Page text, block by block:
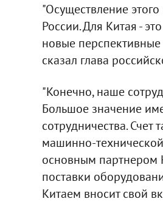
"Осуществление
России. Для Китая -
новые
сказал глава
"Конечно, наше
Большое значение
сотрудничества.
машинно-технической
основным партнером
поставки
Китаем вносит свой